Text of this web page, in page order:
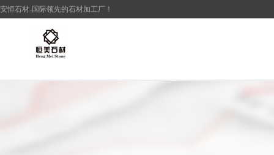
安恒石材-国际领先的石材加工厂 ！